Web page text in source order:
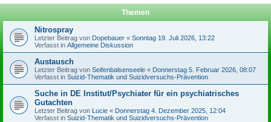
Themen
Nitrospray
Letzter Beitrag von Dopebauer « Sonntag 19. Juli 2026, 13:22
Verfasst in Allgemeine Diskussion
Austausch
Letzter Beitrag von Seifenbalsenseele « Donnerstag 5. Februar 2026, 08:07
Verfasst in Suizid-Thematik und Suizidversuchs-Prävention
Suche in DE Institut/Psychiater für ein psychiatrisches
Gutachten
Letzter Beitrag von Lucie « Donnerstag 4. Dezember 2025, 12:04
Verfasst in Suizid-Thematik und Suizidversuchs-Prävention